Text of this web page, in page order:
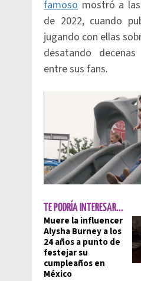
famoso mostró a
de 2022, cuando
jugando con ellas
desatando
entre sus fans.
TE PODRÍA INTERESAR...
Muere la influencer
Alysha Burney a los
24 años a punto de
festejar su
cumpleaños en
México